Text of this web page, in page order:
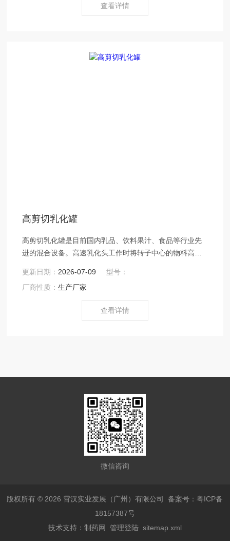
查看详情
高剪切乳化罐
高剪切乳化罐是目前国内乳品、饮料果汁、食品等行业先
进的混合设备。高速乳化头工作时将转子中心的物料高速
切、碰撞、粉碎而达到乳化的目的。是集混合、乳化、均
质、溶解、粉碎等功能于一体的设备。
更新日期： 2026-07-09
型号：
厂商性质：生产厂家
查看详情
微信咨询
版权所有 © 2026 霄汉实业发展（广州）有限公司备案号：粤ICP备
18157387号
技术支持： 制药网 管理登陆 sitemap.xml